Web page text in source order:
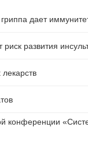
дает
развития
конференции